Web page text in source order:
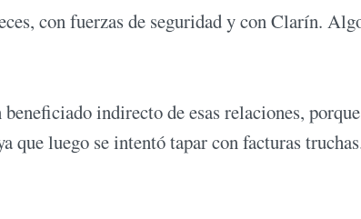
con fuerzas de seguridad y con Clarín.
indirecto de esas relaciones,
que luego se intentó tapar con facturas